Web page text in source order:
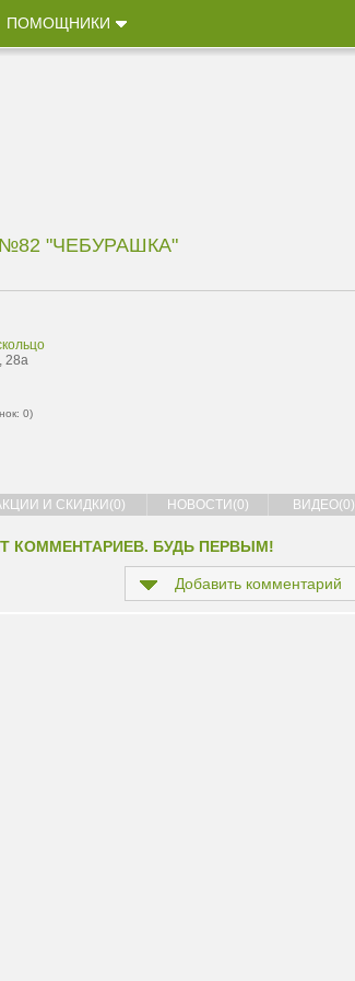
ПОМОЩНИКИ
"ЧЕБУРАШКА"
28а
0)
И СКИДКИ(0) НОВОСТИ(0) ВИДЕО(0)
КОММЕНТАРИЕВ. БУДЬ ПЕРВЫМ!
Добавить комментарий